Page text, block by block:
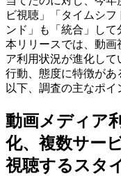
ビ視聴」「タイムシ
ンド」も「統合」して
本リリースでは、動画
ア利用状況が進化し
行動、態度に特徴があ
以下、調査の主なポイ
動画メディア
化、複数サー
視聴するスタ